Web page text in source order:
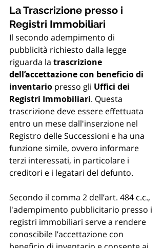
La Trascrizione presso i
Registri Immobiliari
Il secondo adempimento di
pubblicità richiesto dalla legge
riguarda la trascrizione
dell’accettazione con beneficio di
inventario presso gli Uffici dei
Registri Immobiliari. Questa
trascrizione deve essere effettuata
entro un mese dall'inserzione nel
Registro delle Successioni e ha una
funzione simile, ovvero informare
terzi interessati, in particolare i
creditori e i legatari del defunto.
Secondo il comma 2 dell’art. 484 c.c.,
l'adempimento pubblicitario presso i
registri immobiliari serve a rendere
conoscibile l’accettazione con